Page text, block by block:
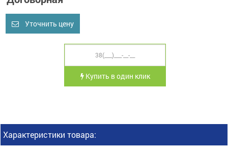
Уточнить цену
Купить в один клик
Характеристики товара: